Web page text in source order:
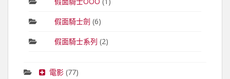
假面騎士劍 (6)
假面騎士系列 (2)
電影(77)